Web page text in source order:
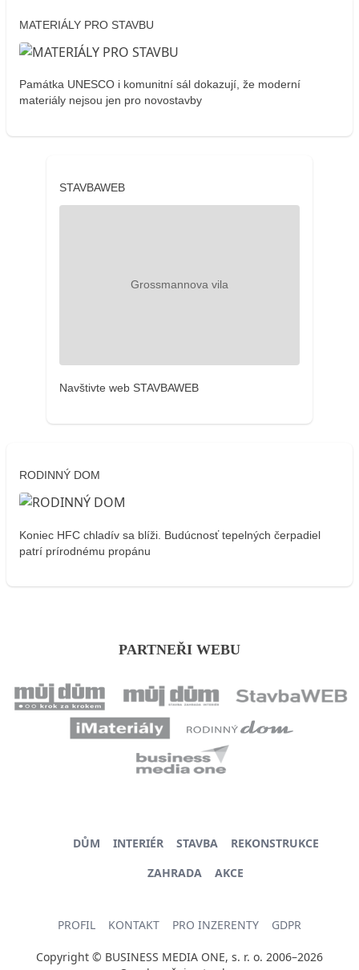
MATERIÁLY PRO STAVBU
Památka UNESCO i komunitní sál dokazují, že moderní
materiály nejsou jen pro novostavby
STAVBAWEB
Navštivte web STAVBAWEB
RODINNÝ DOM
Koniec HFC chladív sa blíži. Budúcnosť tepelných čerpadiel
patrí prírodnému propánu
PARTNEŘI WEBU
DŮM INTERIÉR STAVBA
REKONSTRUKCE
ZAHRADA
AKCE
PROFIL KONTAKT PRO INZERENTY GDPR
Copyright © BUSINESS MEDIA ONE, s. r. o. 2006–2026